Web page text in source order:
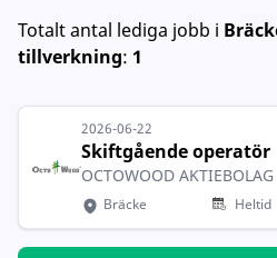
Totalt antal lediga jobb i
tillverkning: 1
2026-06-22
Skiftgående operatör
OCTOWOOD AKTIEBOLAG
Bräcke Heltid